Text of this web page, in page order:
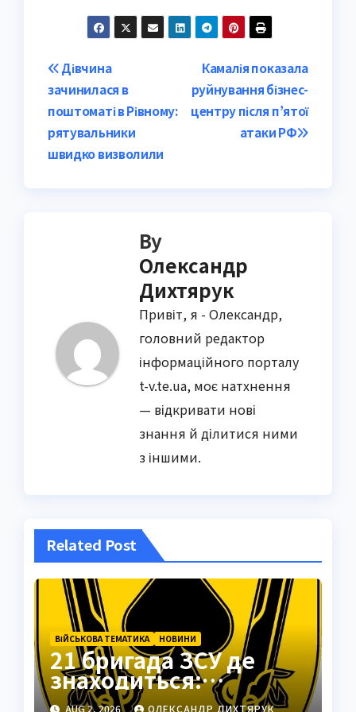
Post
navigation
Камалія показала
руйнування бізнес-
центру після п’ятої
атаки РФ
Дівчина
зачинилася в
поштоматі в Рівному:
рятувальники
швидко визволили
By
Олександр
Дихтярук
Привіт, я - Олександр,
головний редактор
інформаційного порталу
t-v.te.ua, моє натхнення
— відкривати нові
знання й ділитися ними
з іншими.
Related Post
ВІЙСЬКОВА ТЕМАТИКА НОВИНИ
21 бригада ЗСУ де
знаходиться:
Подільськ як
AUG 2, 2026 ОЛЕКСАНДР ДИХТЯРУК